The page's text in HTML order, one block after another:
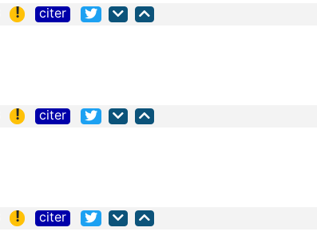
! citer
! citer
! citer